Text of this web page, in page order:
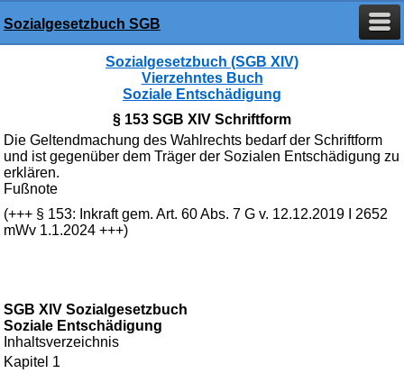
Sozialgesetzbuch SGB
Sozialgesetzbuch (SGB XIV)
Vierzehntes Buch
Soziale Entschädigung
§ 153 SGB XIV Schriftform
Die Geltendmachung des Wahlrechts bedarf der Schriftform
und ist gegenüber dem Träger der Sozialen Entschädigung zu
erklären.
Fußnote
(+++ § 153: Inkraft gem. Art. 60 Abs. 7 G v. 12.12.2019 I 2652
mWv 1.1.2024 +++)
SGB XIV Sozialgesetzbuch
Soziale Entschädigung
Inhaltsverzeichnis
Kapitel 1